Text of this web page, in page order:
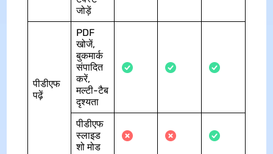
जोड़ें
पीडीएफ
पढ़ें
PDF
खोजें,
बुकमार्क
संपादित
करें,
मल्टी-टैब
दृश्यता
पीडीएफ
स्लाइड
शो मोड